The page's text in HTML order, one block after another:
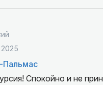
Пальмас
Спокойно и не